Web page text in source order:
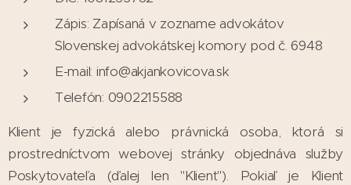
Zápis: Zapísaná v zozname advokátov
Slovenskej advokátskej komory pod č. 6948
E-mail: info@akjankovicova.sk
Telefón: 0902215588
Klient je fyzická alebo právnická osoba, ktorá si
prostredníctvom webovej stránky objednáva služby
Poskytovateľa (ďalej len "Klient"). Pokiaľ je Klient